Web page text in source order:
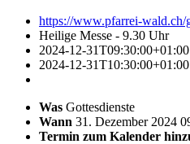
https://www.pfarrei-wald.ch/
Heilige Messe - 9.30 Uhr
2024-12-31T09:30:00+01:00
2024-12-31T10:30:00+01:00
Was Gottesdienste
Wann 31. Dezember 2024
Termin zum Kalender